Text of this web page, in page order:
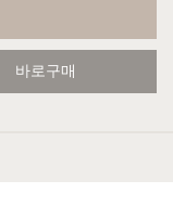
바로구매